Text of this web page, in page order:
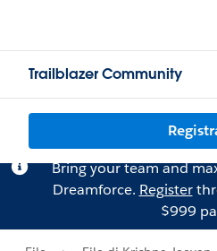
Trailblazer Community
Bring your team and
Dreamforce. Register
$999